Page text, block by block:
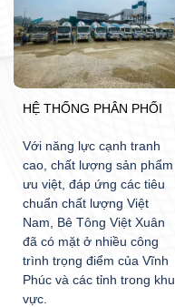
HỆ THỐNG PHÂN PHỐI
Với năng lực cạnh tranh
cao, chất lượng sản phẩm
ưu việt, đáp ứng các tiêu
chuẩn chất lượng Việt
Nam, Bê Tông Việt Xuân
đã có mặt ở nhiều công
trình trọng điểm của Vĩnh
Phúc và các tỉnh trong khu
vực.